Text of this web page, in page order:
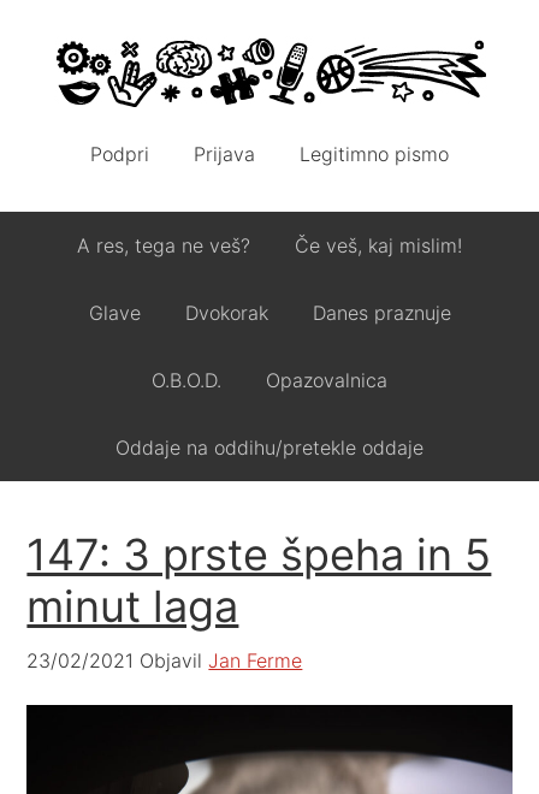
Podpri Prijava Legitimno pismo
A res, tega ne veš? Če veš, kaj mislim!
Glave Dvokorak Danes praznuje
O.B.O.D. Opazovalnica
Oddaje na oddihu/pretekle oddaje
147: 3 prste špeha in 5
minut laga
23/02/2021 ObjavilJan Ferme